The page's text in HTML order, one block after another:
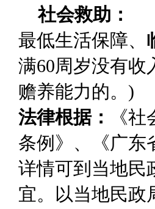
社会救助：
最低生活保障、
满60周岁没有收
赡养能力的。)
法律根据：
《
条例》、《广东
详情可到当地民
宜。以当地民政